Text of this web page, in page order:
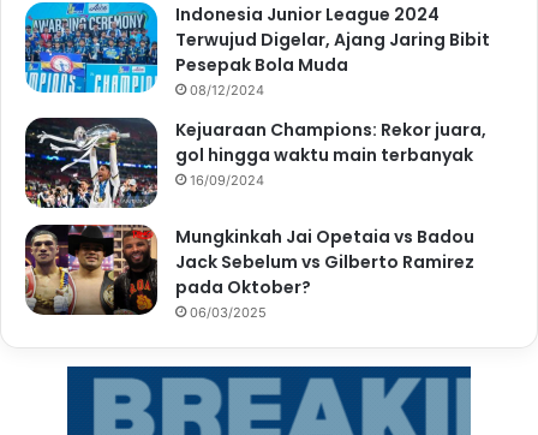
Indonesia Junior League 2024
Terwujud Digelar, Ajang Jaring Bibit
Pesepak Bola Muda
08/12/2024
Kejuaraan Champions: Rekor juara,
gol hingga waktu main terbanyak
16/09/2024
Mungkinkah Jai Opetaia vs Badou
Jack Sebelum vs Gilberto Ramirez
pada Oktober?
06/03/2025